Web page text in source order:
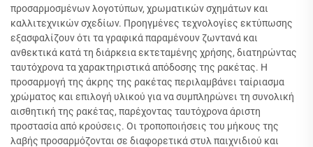
προσαρμοσμένων λογοτύπων, χρωματικών σχημάτων και
καλλιτεχνικών σχεδίων. Προηγμένες τεχνολογίες εκτύπωσης
εξασφαλίζουν ότι τα γραφικά παραμένουν ζωντανά και
ανθεκτικά κατά τη διάρκεια εκτεταμένης χρήσης, διατηρώντας
ταυτόχρονα τα χαρακτηριστικά απόδοσης της ρακέτας. Η
προσαρμογή της άκρης της ρακέτας περιλαμβάνει ταίριασμα
χρώματος και επιλογή υλικού για να συμπληρώνει τη συνολική
αισθητική της ρακέτας, παρέχοντας ταυτόχρονα άριστη
προστασία από κρούσεις. Οι τροποποιήσεις του μήκους της
λαβής προσαρμόζονται σε διαφορετικά στυλ παιχνιδιού και